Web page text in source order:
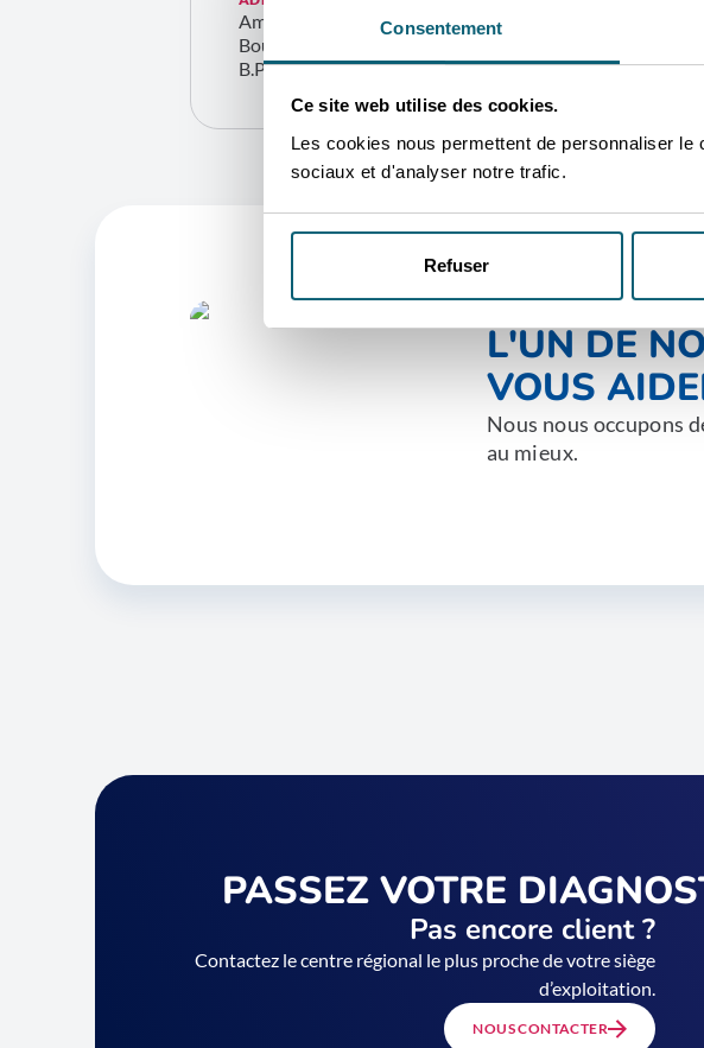
Consentement
Ce site web utilise des cookies.
Les cookies nous permettent de personnaliser
sociaux et d'analyser notre trafic.
Refuser
Ambassade de Belgique
Boulevard du 30 Juin, 133
B.P. 899 Kinshasa – RDC
L'UN DE
VOUS
Nous nous occupons
au mieux.
PASSEZ VOTRE
Pas encore client ?
Contactez le centre régional le plus proche de votre siège
d’exploitation.
NOUS CONTACTER